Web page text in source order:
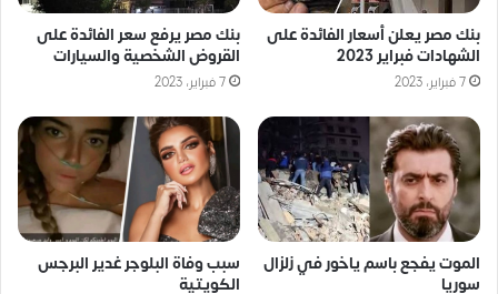
بنك مصر يعلن أسعار الفائدة على
الشهادات فبراير 2023
7 فبراير، 2023
بنك مصر يرفع سعر الفائدة على
القروض الشخصية والسيارات
7 فبراير، 2023
الموت يفجع باسم ياخور في زلزال
سوريا
سبب وفاة البلوجر غدير البرجس
الكويتية